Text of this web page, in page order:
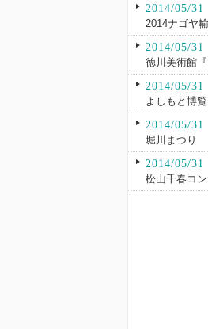
2014/05/31
2014ナゴヤ
2014/05/31
徳川美術館『
2014/05/31
よしもと博
2014/05/31
堀川まつり
2014/05/31
松山千春コ